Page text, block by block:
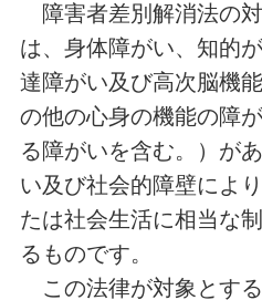
障害者差別解消法の
は、身体障がい、知的
達障がい及び高次脳機
の他の心身の機能の障
る障がいを含む。）が
い及び社会的障壁によ
たは社会生活に相当な
るものです。
この法律が対象とす